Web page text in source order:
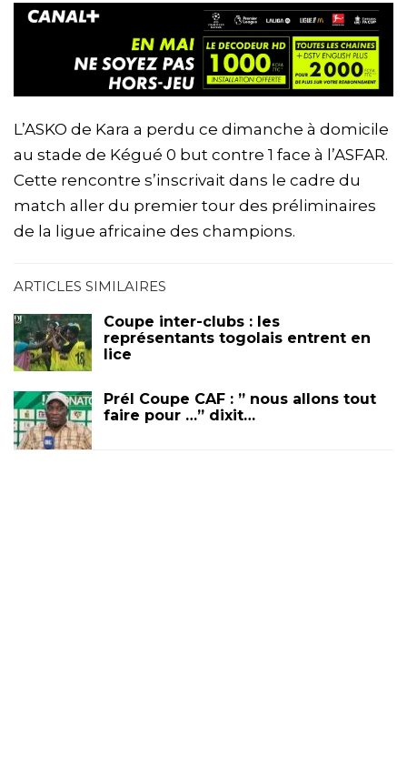
L’ASKO de Kara a perdu ce dimanche à domicile
au stade de Kégué 0 but contre 1 face à l’ASFAR.
Cette rencontre s’inscrivait dans le cadre du
match aller du premier tour des préliminaires
de la ligue africaine des champions.
ARTICLES SIMILAIRES
Coupe inter-clubs : les
représentants togolais entrent en
lice
Prél Coupe CAF : ” nous allons tout
faire pour …” dixit…